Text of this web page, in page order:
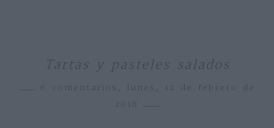
Tartas y pasteles salados
6 comentarios, lunes, 12 de febrero de
2018